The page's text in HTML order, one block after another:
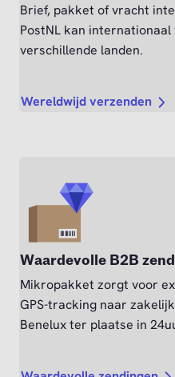
Brief, pakket of vracht
PostNL kan
verschillende landen.
Wereldwijd verzenden
Waardevolle B2B
Mikropakket zorgt voor
GPS-tracking naar
Benelux ter plaatse in